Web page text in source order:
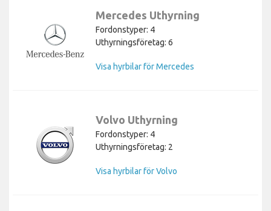
Mercedes Uthyrning
Fordonstyper: 4
Uthyrningsföretag: 6
Visa hyrbilar för Mercedes
Volvo Uthyrning
Fordonstyper: 4
Uthyrningsföretag: 2
Visa hyrbilar för Volvo